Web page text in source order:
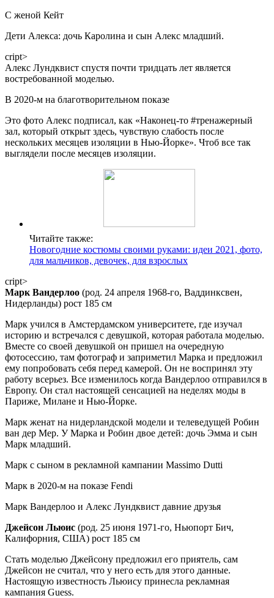
С женой Кейт
Дети Алекса: дочь Каролина и сын Алекс младший.
сript>
Алекс Лундквист спустя почти тридцать лет является
востребованной моделью.
В 2020-м на благотворительном показе
Это фото Алекс подписал, как «Наконец-то #тренажерный
зал, который открыт здесь, чувствую слабость после
нескольких месяцев изоляции в Нью-Йорке». Чтоб все так
выглядели после месяцев изоляции.
Читайте также:
Новогодние костюмы своими руками: идеи 2021, фото,
для мальчиков, девочек, для взрослых
сript>
Марк Вандерлоо (род. 24 апреля 1968-го, Ваддинксвен,
Нидерланды) рост 185 см
Марк учился в Амстердамском университете, где изучал
историю и встречался с девушкой, которая работала моделью.
Вместе со своей девушкой он пришел на очередную
фотосессию, там фотограф и заприметил Марка и предложил
ему попробовать себя перед камерой. Он не воспринял эту
работу всерьез. Все изменилось когда Вандерлоо отправился в
Европу. Он стал настоящей сенсацией на неделях моды в
Париже, Милане и Нью-Йорке.
Марк женат на нидерландской модели и телеведущей Робин
ван дер Мер. У Марка и Робин двое детей: дочь Эмма и сын
Марк младший.
Марк с сыном в рекламной кампании Massimo Dutti
Марк в 2020-м на показе Fendi
Марк Вандерлоо и Алекс Лундквист давние друзья
Джейсон Льюис (род. 25 июня 1971-го, Ньюпорт Бич,
Калифорния, США) рост 185 см
Стать моделью Джейсону предложил его приятель, сам
Джейсон не считал, что у него есть для этого данные.
Настоящую известность Льюису принесла рекламная
кампания Guess.